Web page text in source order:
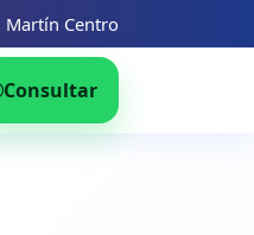
Martín Centro
Consultar